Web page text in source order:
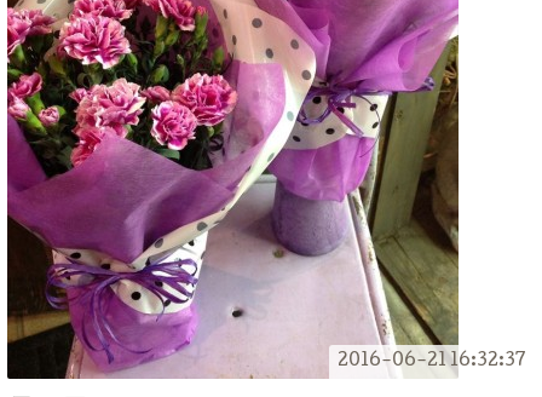
2016-06-21 16:32:37